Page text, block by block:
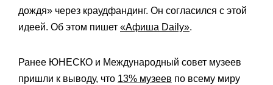
дождя» через краудфандинг. Он согласился с этой
идеей. Об этом пишет «Афиша Daily».
Ранее ЮНЕСКО и Международный совет музеев
пришли к выводу, что 13% музеев по всему миру